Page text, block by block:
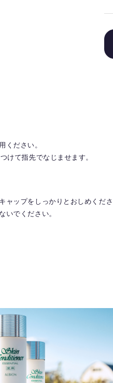
ください。
けて指先でなじませます。
ップをしっかりとおしめくださ
いでください。